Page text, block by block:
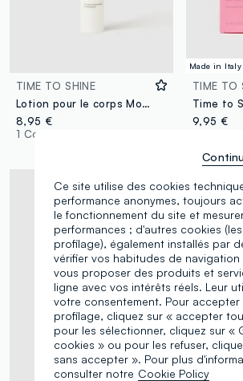
TIME TO SHINE
Lotion pour le corps Moon Glow
8,95 €
1 Couleurs
Made in Italy
TIME TO
9,95 €
Ce site utilise des cookies
performance anonymes, toujours
le fonctionnement du site et
performances ; d'autres cookies
profilage), également installés par
vérifier vos habitudes de
vous proposer des produits et
ligne avec vos intérêts réels. Leur
votre consentement. Pour accepter
profilage, cliquez sur « accepter
pour les sélectionner, cliquez sur «
cookies » ou pour les refuser,
sans accepter ». Pour plus
consulter notre Cookie Policy